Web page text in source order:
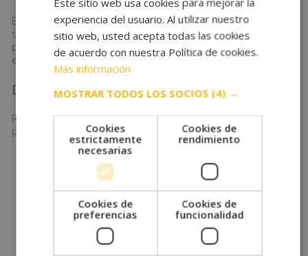
En el momento de la prueba, el paciente deberá indicar al
sanitario si está realizando algún tratamiento o si ha
padecido alguna infección o enfermedad días previos al
examen.
Durante
Para sacar una muestra de sangre correctamente, el
paciente:
Está sentado o recostado sobre una camilla (en
caso de marearse).
durante el proceso.
El profesional localiza una vena de la cara anterior
del brazo y a la altura de la flexión del codo para su
experiencia del usuario. Al utilizar nuestro
sitio web, usted acepta todas las cookies
de acuerdo con nuestra Política de cookies.
Más información
MOSTRAR TODOS LOS SOCIOS (4) →
Cookies
estrictamente
necesarias
Cookies de
rendimiento
Cookies de
preferencias
Cookies de
funcionalidad